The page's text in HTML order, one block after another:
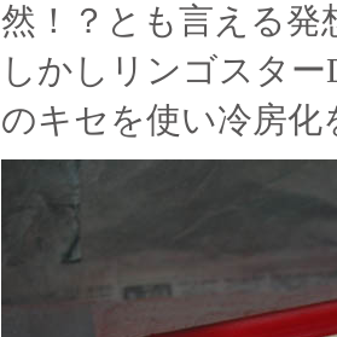
然！？とも言える発
しかしリンゴスタ
のキセを使い冷房